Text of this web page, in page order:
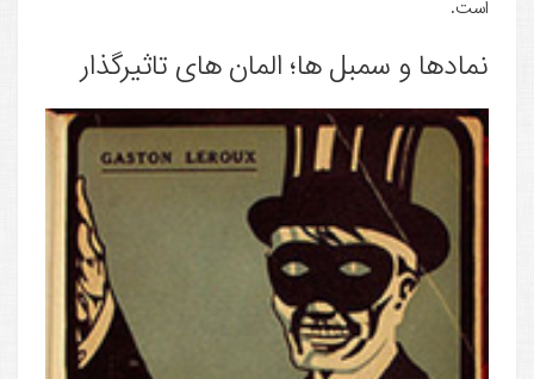
است.
نمادها و سمبل ها؛ المان های تاثیرگذار